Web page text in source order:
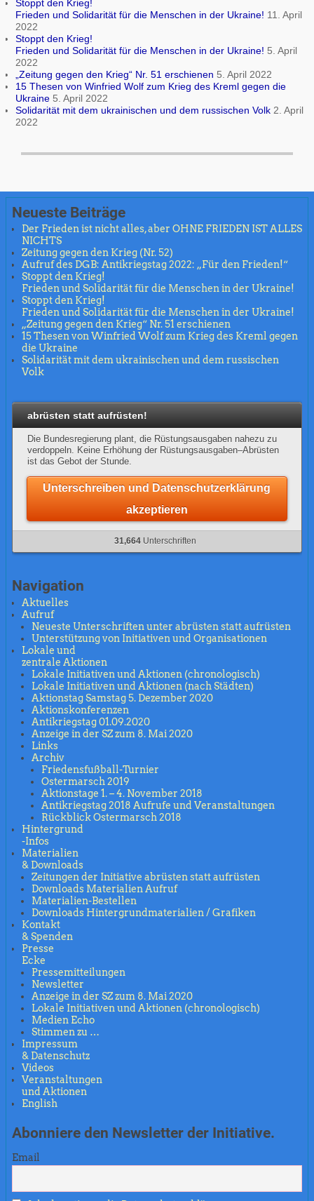
Stoppt den Krieg!
Frieden und Solidarität für die Menschen in der Ukraine! 11. April
2022
Stoppt den Krieg!
Frieden und Solidarität für die Menschen in der Ukraine! 5. April
2022
„Zeitung gegen den Krieg“ Nr. 51 erschienen 5. April 2022
15 Thesen von Winfried Wolf zum Krieg des Kreml gegen die
Ukraine 5. April 2022
Solidarität mit dem ukrainischen und dem russischen Volk 2. April
2022
Neueste Beiträge
Der Frieden ist nicht alles, aber OHNE FRIEDEN IST ALLES
NICHTS
Zeitung gegen den Krieg (Nr. 52)
Aufruf des DGB: Antikriegstag 2022: „Für den Frieden!“
Stoppt den Krieg!
Frieden und Solidarität für die Menschen in der Ukraine!
Stoppt den Krieg!
Frieden und Solidarität für die Menschen in der Ukraine!
„Zeitung gegen den Krieg“ Nr. 51 erschienen
15 Thesen von Winfried Wolf zum Krieg des Kreml gegen
die Ukraine
Solidarität mit dem ukrainischen und dem russischen
Volk
abrüsten statt aufrüsten!
Die Bundesregierung plant, die Rüstungsausgaben nahezu zu
verdoppeln. Keine Erhöhung der Rüstungsausgaben–Abrüsten
ist das Gebot der Stunde.
Unterschreiben und Datenschutzerklärung
akzeptieren
31,664 Unterschriften
Navigation
Aktuelles
Aufruf
Neueste Unterschriften unter abrüsten statt aufrüsten
Unterstützung von Initiativen und Organisationen
Lokale und
zentrale Aktionen
Lokale Initiativen und Aktionen (chronologisch)
Lokale Initiativen und Aktionen (nach Städten)
Aktionstag Samstag 5. Dezember 2020
Aktionskonferenzen
Antikriegstag 01.09.2020
Anzeige in der SZ zum 8. Mai 2020
Links
Archiv
Friedensfußball-Turnier
Ostermarsch 2019
Aktionstage 1. – 4. November 2018
Antikriegstag 2018 Aufrufe und Veranstaltungen
Rückblick Ostermarsch 2018
Hintergrund
-Infos
Materialien
& Downloads
Zeitungen der Initiative abrüsten statt aufrüsten
Downloads Materialien Aufruf
Materialien-Bestellen
Downloads Hintergrundmaterialien / Grafiken
Kontakt
& Spenden
Presse
Ecke
Pressemitteilungen
Newsletter
Anzeige in der SZ zum 8. Mai 2020
Lokale Initiativen und Aktionen (chronologisch)
Medien Echo
Stimmen zu …
Impressum
& Datenschutz
Videos
Veranstaltungen
und Aktionen
English
Abonniere den Newsletter der Initiative.
Email